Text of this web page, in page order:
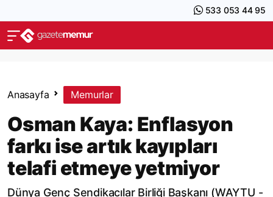
533 053 44 95
Anasayfa Memurlar
Osman Kaya: Enflasyon
farkı ise artık kayıpları
telafi etmeye yetmiyor
Dünya Genç Sendikacılar Birliği Başkanı (WAYTU -